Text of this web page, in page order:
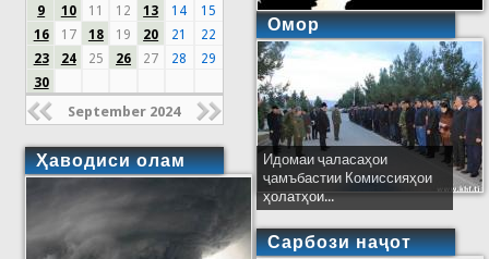
9
10 11 12 13 14
15
16
17 18 19 20 21
22
23
24 25 26 27 28
29
30
September 2024
Ҳаводиси олам
Омор
Идомаи ҷаласаҳои
ҷамъбастии Комиссияҳои
ҳолатҳои...
Сарбози наҷот